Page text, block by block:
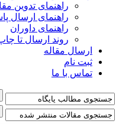
راهنمای تدوین
راهنمای ارسال
راهنمای داوران
روند ارسال تا چاپ
ارسال مقاله
ثبت نام
تماس با ما